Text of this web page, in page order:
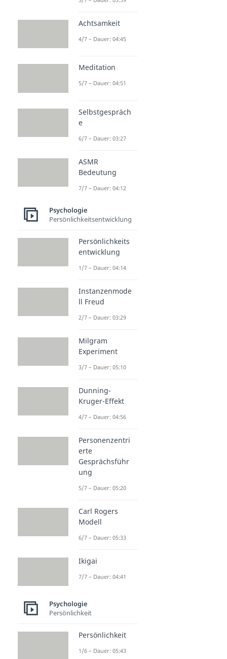
Achtsamkeit
4/7 – Dauer: 04:45
Meditation
5/7 – Dauer: 04:51
Selbstgespräch
e
6/7 – Dauer: 03:27
ASMR
Bedeutung
7/7 – Dauer: 04:12
Psychologie
Persönlichkeitsentwicklung
Persönlichkeits
entwicklung
1/7 – Dauer: 04:14
Instanzenmode
ll Freud
2/7 – Dauer: 03:29
Milgram
Experiment
3/7 – Dauer: 05:10
Dunning-
Kruger-Effekt
4/7 – Dauer: 04:56
Personenzentri
erte
Gesprächsführ
ung
5/7 – Dauer: 05:20
Carl Rogers
Modell
6/7 – Dauer: 05:33
Ikigai
7/7 – Dauer: 04:41
Psychologie
Persönlichkeit
Persönlichkeit
1/6 – Dauer: 05:43